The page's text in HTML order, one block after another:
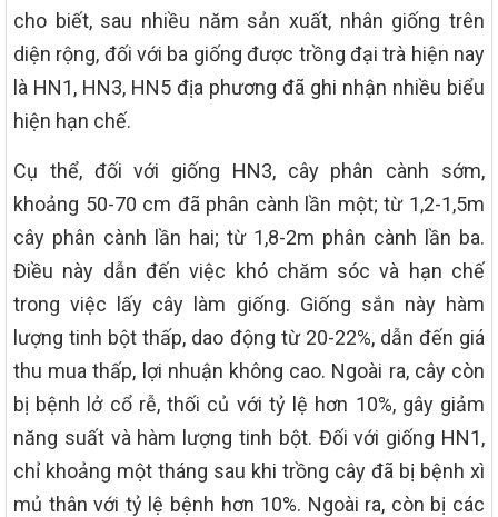
cho biết, sau nhiều năm sản xuất, nhân giống trên
diện rộng, đối với ba giống được trồng đại trà hiện nay
là HN1, HN3, HN5 địa phương đã ghi nhận nhiều biểu
hiện hạn chế.
Cụ thể, đối với giống HN3, cây phân cành sớm,
khoảng 50-70 cm đã phân cành lần một; từ 1,2-1,5m
cây phân cành lần hai; từ 1,8-2m phân cành lần ba.
Điều này dẫn đến việc khó chăm sóc và hạn chế
trong việc lấy cây làm giống. Giống sắn này hàm
lượng tinh bột thấp, dao động từ 20-22%, dẫn đến giá
thu mua thấp, lợi nhuận không cao. Ngoài ra, cây còn
bị bệnh lở cổ rễ, thối củ với tỷ lệ hơn 10%, gây giảm
năng suất và hàm lượng tinh bột. Đối với giống HN1,
chỉ khoảng một tháng sau khi trồng cây đã bị bệnh xì
mủ thân với tỷ lệ bệnh hơn 10%. Ngoài ra, còn bị các